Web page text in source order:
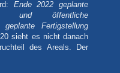
Ende 2022 geplante
und öffentliche
Fertigstellung
sieht es nicht danach
des Areals. Der